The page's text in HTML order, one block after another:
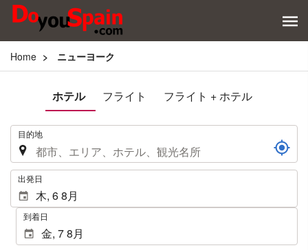
Home ニューヨーク
ホテル フライト フライト + ホテル
. 目的地
. 出発日
到着日